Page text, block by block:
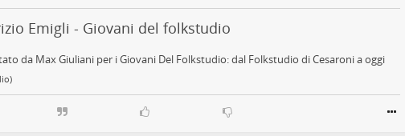
Emigli - Giovani del folkstudio
da Max Giuliani per i Giovani Del Folkstudio: dal Folkstudio di Cesaroni a oggi